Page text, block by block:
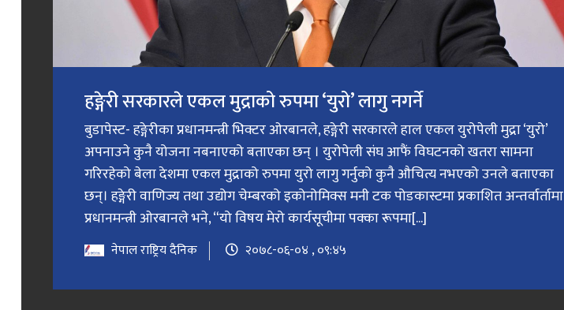
हङ्गेरी सरकारले एकल मुद्राको रुपमा ‘युरो’ लागु नगर्ने
बुडापेस्ट- हङ्गेरीका प्रधानमन्त्री भिक्टर ओरबानले, हङ्गेरी सरकारले हाल एकल युरोपेली मुद्रा ‘युरो’
अपनाउने कुनै योजना नबनाएको बताएका छन् । युरोपेली संघ आफैं विघटनको खतरा सामना
गरिरहेको बेला देशमा एकल मुद्राको रुपमा युरो लागु गर्नुको कुनै औचित्य नभएको उनले बताएका
छन्। हङ्गेरी वाणिज्य तथा उद्योग चेम्बरको इकोनोमिक्स मनी टक पोडकास्टमा प्रकाशित अन्तर्वार्तामा
प्रधानमन्त्री ओरबानले भने, “यो विषय मेरो कार्यसूचीमा पक्का रूपमा[...]
नेपाल राष्ट्रिय दैनिक २०७८-०६-०४ , ०९:४५